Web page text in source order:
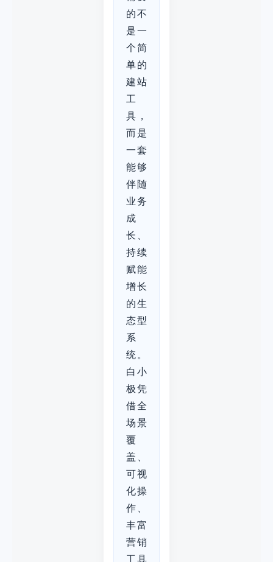
的不
是一
个简
单的
建站
工
具，
而是
一套
能够
伴随
业务
成
长、
持续
赋能
增长
的生
态型
系
统。
白小
极凭
借全
场景
覆
盖、
可视
化操
作、
丰富
营销
工具